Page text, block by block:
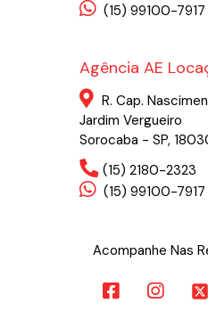
(15) 99100-7917
Agência AE
R. Cap.
Jardim Vergueiro
Sorocaba - SP,
(15) 2180-2323
(15) 99100-7917
Acompanhe Nas